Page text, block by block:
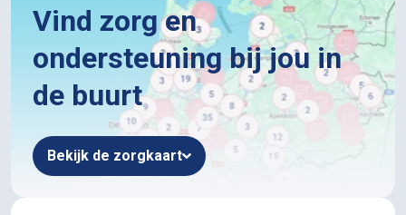
Vind zorg en
ondersteuning bij jou in
de buurt
Bekijk de zorgkaart